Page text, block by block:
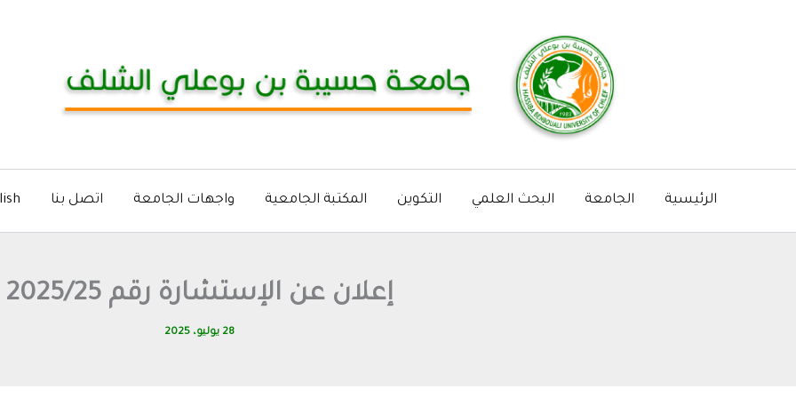
الرئيسية الجامعة البحث العلمي التكوين المكتبة الجامعية واجهات الجامعة اتصل بنا
إعلان عن الإستشارة رقم 2025/25
28 يوليو، 2025